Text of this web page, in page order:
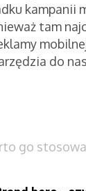
kampanii
tam
do
go